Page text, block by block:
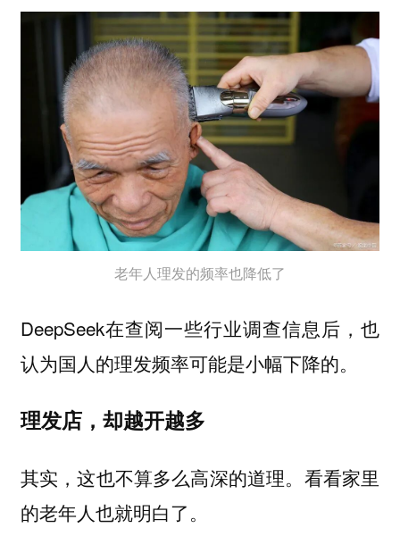
老年人理发的频率也降低了
DeepSeek在查阅一些行业调查信息后，也
认为国人的理发频率可能是小幅下降的。
理发店，却越开越多
其实，这也不算多么高深的道理。看看家里
的老年人也就明白了。